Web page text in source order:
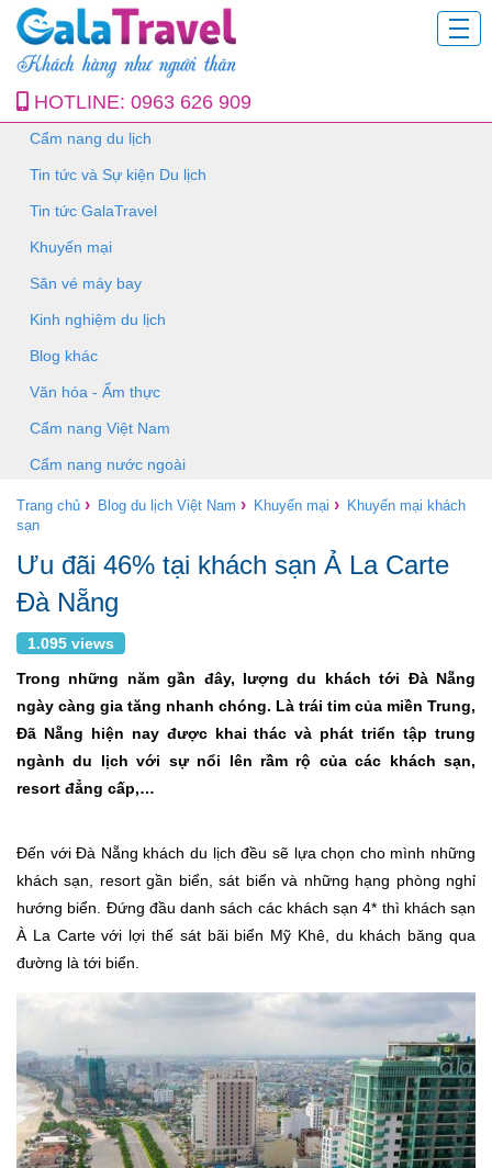
HOTLINE: 0963 626 909
Cẩm nang du lịch
Tin tức và Sự kiện Du lịch
Tin tức GalaTravel
Khuyến mại
Săn vé máy bay
Kinh nghiệm du lịch
Blog khác
Văn hóa - Ẩm thực
Cẩm nang Việt Nam
Cẩm nang nước ngoài
Trang chủ › Blog du lịch Việt Nam › Khuyến mại › Khuyến mại khách
sạn
Ưu đãi 46% tại khách sạn Ả La Carte
Đà Nẵng
1.095 views
Trong những năm gần đây, lượng du khách tới Đà Nẵng
ngày càng gia tăng nhanh chóng. Là trái tim của miền Trung,
Đã Nẵng hiện nay được khai thác và phát triển tập trung
ngành du lịch với sự nổi lên rầm rộ của các khách sạn,
resort đẳng cấp,…
Đến với Đà Nẵng khách du lịch đều sẽ lựa chọn cho mình những
khách sạn, resort gần biển, sát biển và những hạng phòng nghỉ
hướng biển. Đứng đầu danh sách các khách sạn 4* thì khách sạn
À La Carte với lợi thế sát bãi biển Mỹ Khê, du khách băng qua
đường là tới biển.